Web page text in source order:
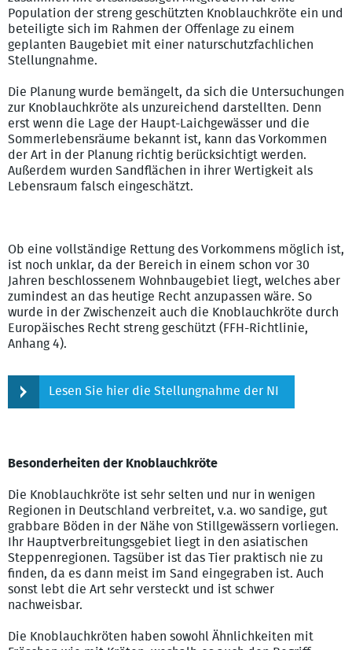
Population der streng geschützten Knoblauchkröte ein und
beteiligte sich im Rahmen der Offenlage zu einem
geplanten Baugebiet mit einer naturschutzfachlichen
Stellungnahme.
Die Planung wurde bemängelt, da sich die Untersuchungen
zur Knoblauchkröte als unzureichend darstellten. Denn
erst wenn die Lage der Haupt-Laichgewässer und die
Sommerlebensräume bekannt ist, kann das Vorkommen
der Art in der Planung richtig berücksichtigt werden.
Außerdem wurden Sandflächen in ihrer Wertigkeit als
Lebensraum falsch eingeschätzt.
Ob eine vollständige Rettung des Vorkommens möglich ist,
ist noch unklar, da der Bereich in einem schon vor 30
Jahren beschlossenem Wohnbaugebiet liegt, welches aber
zumindest an das heutige Recht anzupassen wäre. So
wurde in der Zwischenzeit auch die Knoblauchkröte durch
Europäisches Recht streng geschützt (FFH-Richtlinie,
Anhang 4).
Lesen Sie hier die Stellungnahme der NI
Besonderheiten der Knoblauchkröte
Die Knoblauchkröte ist sehr selten und nur in wenigen
Regionen in Deutschland verbreitet, v.a. wo sandige, gut
grabbare Böden in der Nähe von Stillgewässern vorliegen.
Ihr Hauptverbreitungsgebiet liegt in den asiatischen
Steppenregionen. Tagsüber ist das Tier praktisch nie zu
finden, da es dann meist im Sand eingegraben ist. Auch
sonst lebt die Art sehr versteckt und ist schwer
nachweisbar.
Die Knoblauchkröten haben sowohl Ähnlichkeiten mit